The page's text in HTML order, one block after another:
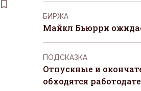
БИРЖА
Майкл Бьюрри
ПОДСКАЗКА
Отпускные и
обходятся